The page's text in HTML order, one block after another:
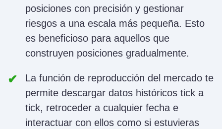
posiciones con precisión y gestionar
riesgos a una escala más pequeña. Esto
es beneficioso para aquellos que
construyen posiciones gradualmente.
La función de reproducción del mercado te
permite descargar datos históricos tick a
tick, retroceder a cualquier fecha e
interactuar con ellos como si estuvieras